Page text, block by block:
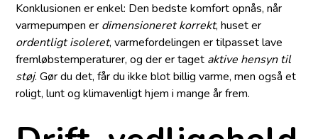
Konklusionen er enkel: Den bedste komfort opnås, når
varmepumpen er dimensioneret korrekt, huset er
ordentligt isoleret, varmefordelingen er tilpasset lave
fremløbstemperaturer, og der er taget aktive hensyn til
støj. Gør du det, får du ikke blot billig varme, men også et
roligt, lunt og klimavenligt hjem i mange år frem.